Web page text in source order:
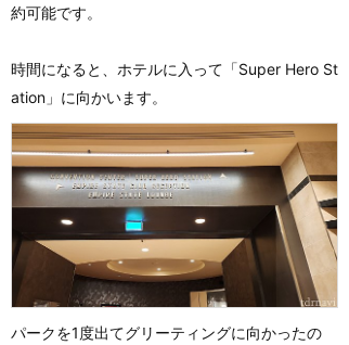
約可能です。
時間になると、ホテルに入って「Super Hero St
ation」に向かいます。
パークを1度出てグリーティングに向かったの